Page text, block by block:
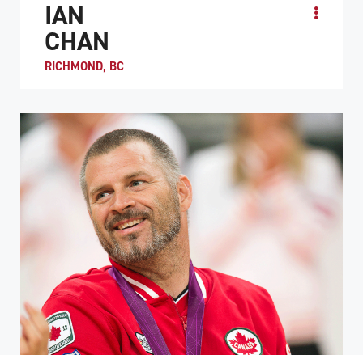
IAN
CHAN
RICHMOND, BC
accident de moto. À l’âge de 15 ans, il a été fortement
encouragé à essayer le rugby en...
PROFIL DE L'ATHLÈTE